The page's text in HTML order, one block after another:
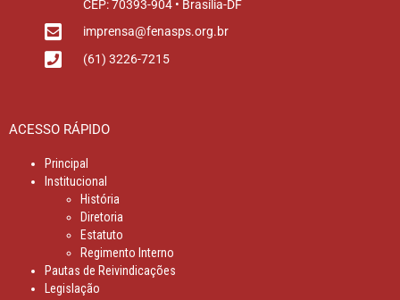
CEP: 70393-904 • Brasília-DF
imprensa@fenasps.org.br
(61) 3226-7215
ACESSO RÁPIDO
Principal
Institucional
História
Diretoria
Estatuto
Regimento Interno
Pautas de Reivindicações
Legislação